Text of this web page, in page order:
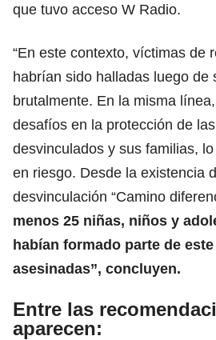
que tuvo acceso W Radio.
“En este contexto, víctimas de
habrían sido halladas luego de
brutalmente. En la misma
desafíos en la protección de
desvinculados y sus familias,
en riesgo. Desde la existencia
desvinculación “Camino
menos 25 niñas, niños y
habían formado parte de
asesinadas”, concluyen.
Entre las
aparecen: